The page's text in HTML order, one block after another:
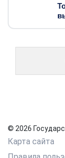
© 2026
Карта сайта